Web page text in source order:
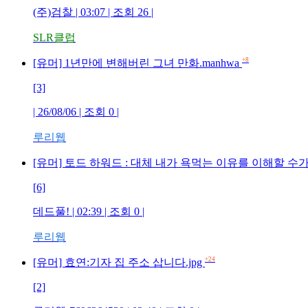
(주)검찰 | 03:07 | 조회 26 |
SLR클럽
[유머] 1년만에 변해버린 그녀 만화.manhwa +8
[3]
| 26/08/06 | 조회 0 |
루리웹
[유머] 토드 하워드 : 대체 내가 욕먹는 이유를 이해할 수
[6]
데드풀! | 02:39 | 조회 0 |
루리웹
[유머] 효연:기자 집 주소 삽니다.jpg +24
[2]